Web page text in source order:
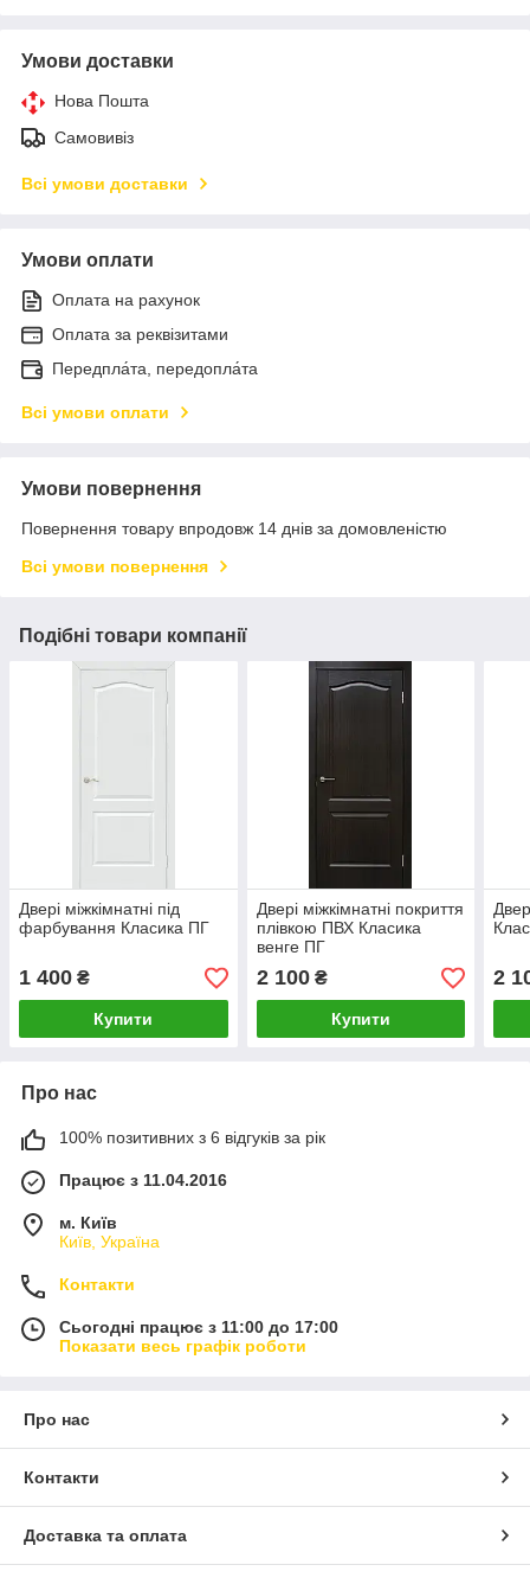
Умови доставки
Нова Пошта
Самовивіз
Всі умови доставки
Умови оплати
Оплата на рахунок
Оплата за реквізитами
Передпла́та, передопла́та
Всі умови оплати
Умови повернення
Повернення товару впродовж 14 днів за домовленістю
Всі умови повернення
Подібні товари компанії
Двері міжкімнатні під
фарбування Класика ПГ
1 400 ₴
Купити
Двері міжкімнатні покриття
плівкою ПВХ Класика
венге ПГ
2 100₴
Купити
2
Про нас
100% позитивних з 6 відгуків за рік
Працює з 11.04.2016
м. Київ
Київ, Україна
Контакти
Сьогодні працює з 11:00 до 17:00
Показати весь графік роботи
Про нас
Контакти
Доставка та оплата